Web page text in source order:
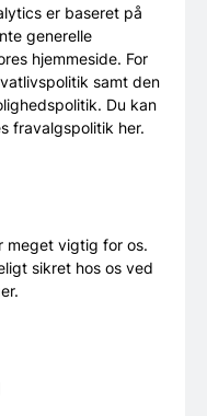
er baseret på
generelle
hjemmeside. For
samt den
Du kan
fravalgspolitik her.
meget vigtig for os.
sikret hos os ved